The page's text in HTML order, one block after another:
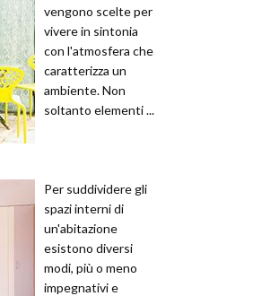
vengono scelte per
vivere in sintonia
con l'atmosfera che
caratterizza un
ambiente. Non
soltanto elementi ...
Per suddividere gli
spazi interni di
un'abitazione
esistono diversi
modi, più o meno
impegnativi e